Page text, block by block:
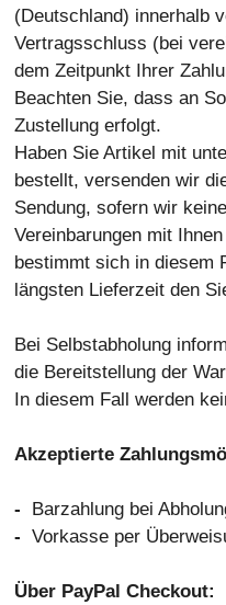
(Deutschland) innerhalb
Vertragsschluss (bei
dem Zeitpunkt Ihrer
Beachten Sie, dass an
Zustellung erfolgt.
Haben Sie Artikel mit
bestellt, versenden wir
Sendung, sofern wir
Vereinbarungen mit
bestimmt sich in diesem
längsten Lieferzeit den
Bei Selbstabholung
die Bereitstellung der
In diesem Fall werden
Akzeptierte
- Barzahlung bei
- Vorkasse per
Über PayPal Checkout: